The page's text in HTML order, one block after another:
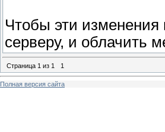
Чтобы эти изменения
серверу, и облачить
Страница 1 из 1 1
Полная версия сайта